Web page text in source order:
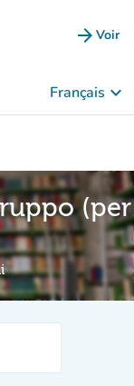
arrow_forward Voir
Français keyboard_arrow_down
(per